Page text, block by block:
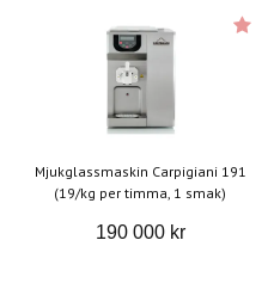
Mjukglassmaskin Carpigiani 191
(19/kg per timma, 1 smak)
190 000 kr